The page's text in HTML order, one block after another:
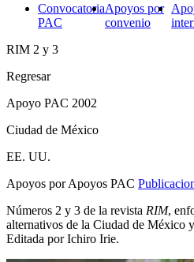
Convocatoria
PAC
Apoyos por
convenio
RIM 2 y 3
Regresar
Apoyo PAC 2002
Ciudad de México
EE. UU.
Apoyos por Apoyos PAC
Números 2 y 3 de la revista RIM,
alternativos de la Ciudad de México
Editada por Ichiro Irie.